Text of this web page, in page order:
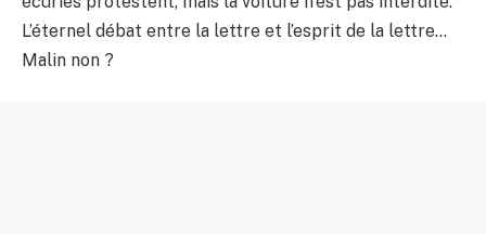
L’éternel débat entre la lettre et l’esprit de la lettre…
Malin non ?